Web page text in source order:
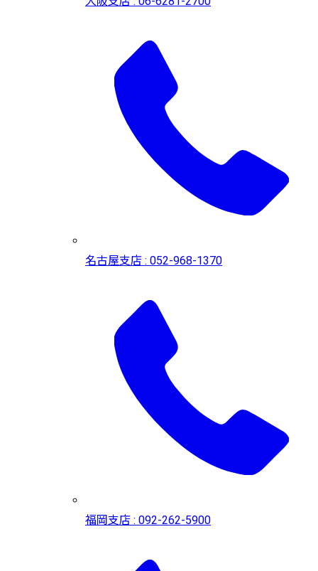
名古屋支店 : 052-968-1370
福岡支店 : 092-262-5900